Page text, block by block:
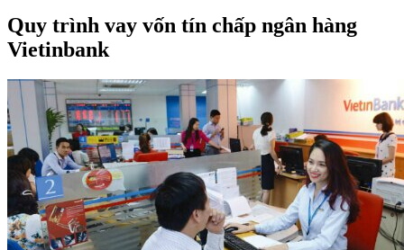
Quy trình vay vốn tín chấp ngân hàng
Vietinbank